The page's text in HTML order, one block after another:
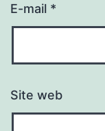
E-mail *
Site web